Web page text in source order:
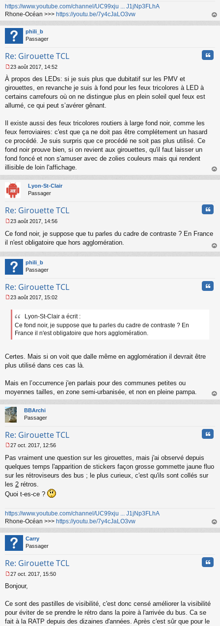
https://www.youtube.com/channel/UC99xju ... J1jNp3FLhA
Rhone-Océan >>> https://youtu.be/7y4cJaLO3vw
au
phili_b
Passager
Re: Girouette TCL
e
s
s
a
g
n
o
n
u
23 août 2017, 14:52
À propos des LEDs: si je suis plus que dubitatif sur les PMV et
girouettes, en revanche je suis à fond pour les feux tricolores à LED à
certains carrefours où on ne distingue plus en plein soleil quel feux est
allumé, ce qui peut s’avérer gênant.
Il existe aussi des feux tricolores routiers à large fond noir, comme les
feux ferroviaires: c'est que ça ne doit pas être complétement un hasard
ce procédé. Je suis surpris que ce procédé ne soit pas plus utilisé. Ce
fond noir prouve bien, si on revient aux girouettes, qu'il faut laisser un
fond foncé et non s'amuser avec de zolies couleurs mais qui rendent
illisible de loin l'affichage.
au
Lyon-St-Clair
Passager
Re: Girouette TCL
e
s
a
g
e
o
l
23 août 2017, 14:56
Ce fond noir, je suppose que tu parles du cadre de contraste ? En France
il n'est obligatoire que hors agglomération.
au
phili_b
Passager
Re: Girouette TCL
e
g
n
n
u
23 août 2017, 15:02
Lyon-St-Clair a écrit :
Ce fond noir, je suppose que tu parles du cadre de contraste ? En
France il n'est obligatoire que hors agglomération.
Certes. Mais si on voit que dalle même en agglomération il devrait être
plus utilisé dans ces cas là.
Mais en l’occurrence j'en parlais pour des communes petites ou
moyennes tailles, en zone semi-urbanisée, et non en pleine pampa.
au
BBArchi
Passager
Re: Girouette TCL
e
s
s
g
e
o
n
u
27 oct. 2017, 12:56
Pas vraiment une question sur les girouettes, mais j'ai observé depuis
quelques temps l'apparition de stickers façon grosse gommette jaune fluo
sur les rétroviseurs des bus ; le plus curieux, c'est qu'ils sont collés sur
les 2 rétros.
Quoi t-es-ce ?
https://www.youtube.com/channel/UC99xju ... J1jNp3FLhA
Rhone-Océan >>> https://youtu.be/7y4cJaLO3vw
au
Carry
Passager
Re: Girouette TCL
e
s
g
e
27 oct. 2017, 15:50
Bonjour,
Ce sont des pastilles de visibilité, c'est donc censé améliorer la visibilité
pour éviter de se prendre le rétro dans la poire à l'arrivée du bus. Ca se
fait à la RATP depuis des dizaines d'années. Après c'est sûr que pour le